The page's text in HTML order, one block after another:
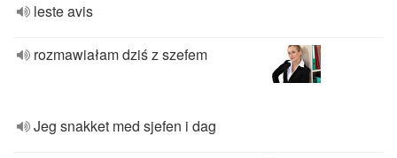
leste avis
rozmawiałam dziś z szefem
Jeg snakket med sjefen i dag